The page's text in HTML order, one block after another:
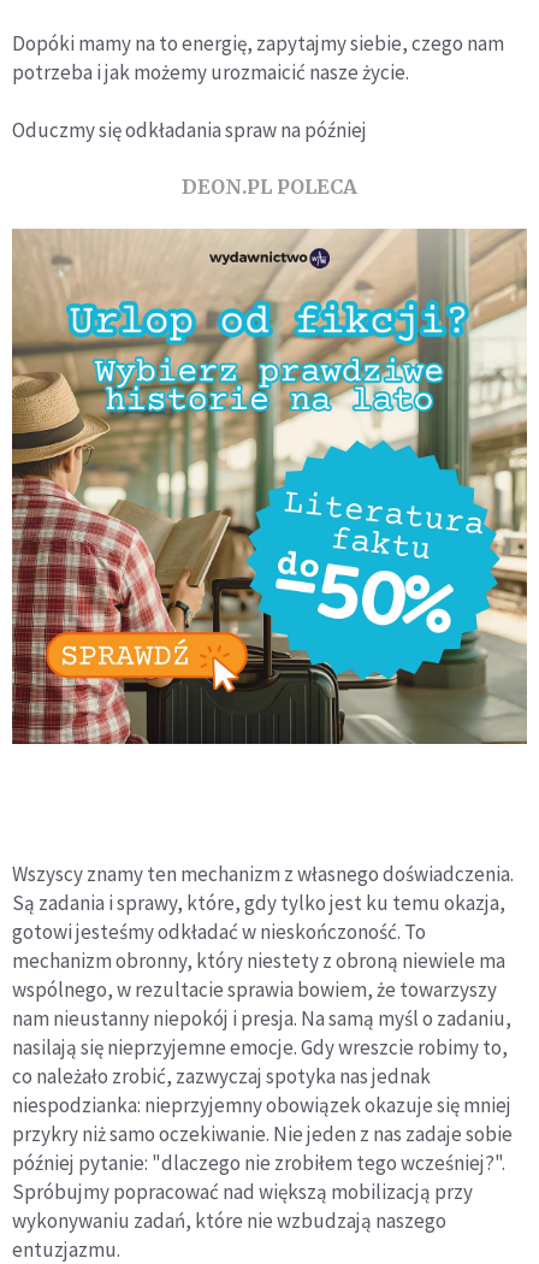
Dopóki mamy na to energię, zapytajmy siebie, czego nam
potrzeba i jak możemy urozmaicić nasze życie.
Oduczmy się odkładania spraw na później
DEON.PL POLECA
Wszyscy znamy ten mechanizm z własnego doświadczenia.
Są zadania i sprawy, które, gdy tylko jest ku temu okazja,
gotowi jesteśmy odkładać w nieskończoność. To
mechanizm obronny, który niestety z obroną niewiele ma
wspólnego, w rezultacie sprawia bowiem, że towarzyszy
nam nieustanny niepokój i presja. Na samą myśl o zadaniu,
nasilają się nieprzyjemne emocje. Gdy wreszcie robimy to,
co należało zrobić, zazwyczaj spotyka nas jednak
niespodzianka: nieprzyjemny obowiązek okazuje się mniej
przykry niż samo oczekiwanie. Nie jeden z nas zadaje sobie
później pytanie: "dlaczego nie zrobiłem tego wcześniej?".
Spróbujmy popracować nad większą mobilizacją przy
wykonywaniu zadań, które nie wzbudzają naszego
entuzjazmu.